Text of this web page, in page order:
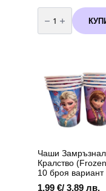
количество
за
Пинята
“Frozen”
32
см
Чаши
Кралство
10 броя вариант
1,99 €/ 3,89 лв.